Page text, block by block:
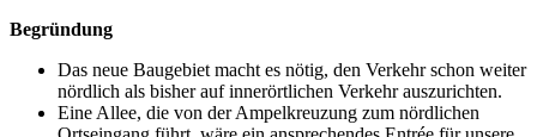
Begründung
Das neue Baugebiet macht es nötig, den Verkehr schon weiter
nördlich als bisher auf innerörtlichen Verkehr auszurichten.
Eine Allee, die von der Ampelkreuzung zum nördlichen